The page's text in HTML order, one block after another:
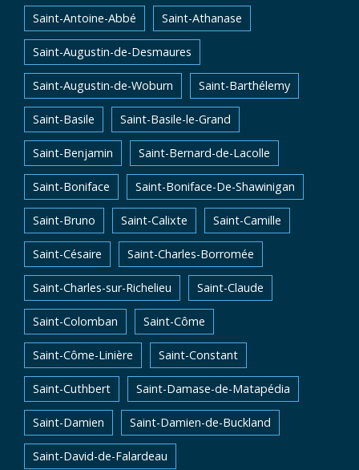
Saint-Antoine-Abbé Saint-Athanase
Saint-Augustin-de-Desmaures
Saint-Augustin-de-Woburn Saint-Barthélemy
Saint-Basile Saint-Basile-le-Grand
Saint-Benjamin Saint-Bernard-de-Lacolle
Saint-Boniface Saint-Boniface-De-Shawinigan
Saint-Bruno Saint-Calixte Saint-Camille
Saint-Césaire Saint-Charles-Borromée
Saint-Charles-sur-Richelieu Saint-Claude
Saint-Colomban Saint-Côme
Saint-Côme-Linière Saint-Constant
Saint-Cuthbert Saint-Damase-de-Matapédia
Saint-Damien Saint-Damien-de-Buckland
Saint-David-de-Falardeau